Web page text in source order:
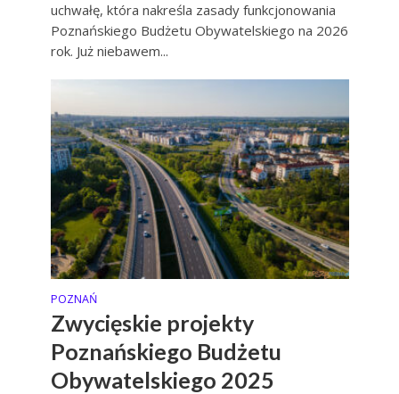
uchwałę, która nakreśla zasady funkcjonowania
Poznańskiego Budżetu Obywatelskiego na 2026
rok. Już niebawem...
POZNAŃ
Zwycięskie projekty
Poznańskiego Budżetu
Obywatelskiego 2025